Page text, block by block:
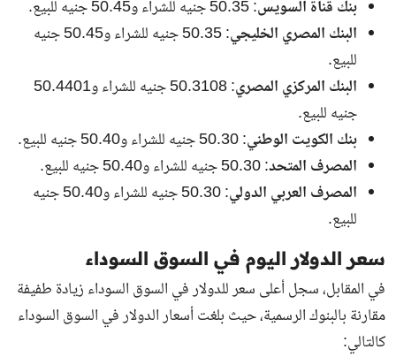
بنك قناة السويس: 50.35 جنيه للشراء و50.45 جنيه للبيع.
البنك المصري الخليجي
: 50.35 جنيه للشراء و50.45 جنيه
للبيع.
البنك المركزي المصري
: 50.3108 جنيه للشراء و50.4401
جنيه للبيع.
بنك الكويت الوطني: 50.30 جنيه للشراء و50.40 جنيه للبيع.
المصرف المتحد: 50.30 جنيه للشراء و50.40 جنيه للبيع.
المصرف العربي الدولي
: 50.30 جنيه للشراء و50.40 جنيه
للبيع.
سعر الدولار اليوم في السوق السوداء
في المقابل، سجل أعلى سعر للدولار في السوق السوداء زيادة طفيفة
مقارنة بالبنوك الرسمية، حيث بلغت أسعار الدولار في السوق السوداء
كالتالي: